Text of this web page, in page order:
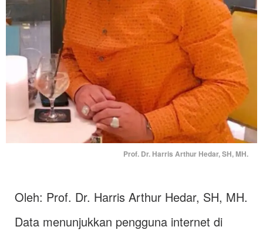
Prof. Dr. Harris Arthur Hedar, SH, MH.
Oleh: Prof. Dr. Harris Arthur Hedar, SH, MH.
Data menunjukkan pengguna internet di